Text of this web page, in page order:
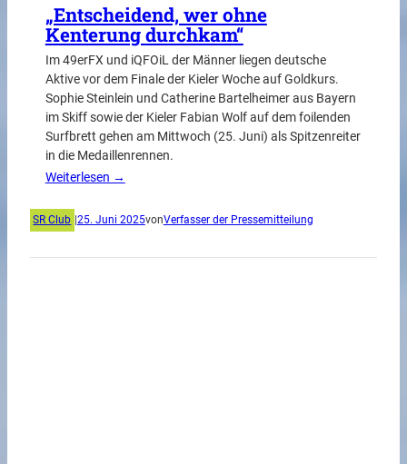
„Entscheidend, wer ohne
Kenterung durchkam“
Im 49erFX und iQFOiL der Männer liegen deutsche
Aktive vor dem Finale der Kieler Woche auf Goldkurs.
Sophie Steinlein und Catherine Bartelheimer aus Bayern
im Skiff sowie der Kieler Fabian Wolf auf dem foilenden
Surfbrett gehen am Mittwoch (25. Juni) als Spitzenreiter
in die Medaillenrennen.
Weiterlesen →
SR Club 25. Juni 2025vonVerfasser der Pressemitteilung